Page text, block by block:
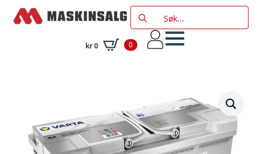
Search
for:
kr0 0